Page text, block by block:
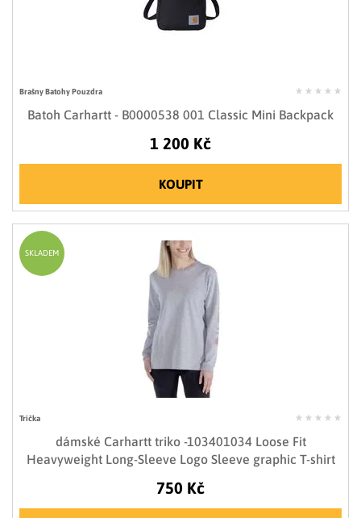
Brašny Batohy Pouzdra
Batoh Carhartt - B0000538 001 Classic Mini Backpack
1 200 Kč
KOUPIT
Trička
dámské Carhartt triko -103401034 Loose Fit
Heavyweight Long-Sleeve Logo Sleeve graphic T-shirt
750 Kč
SKLADEM